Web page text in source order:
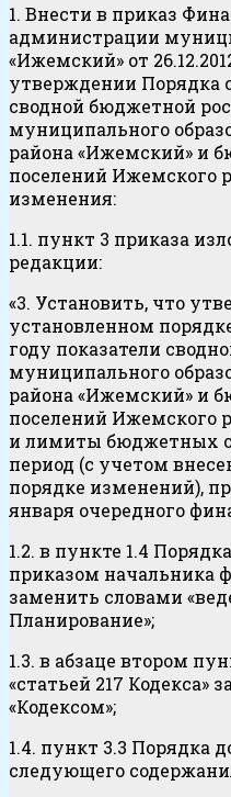
1. Внести в приказ
администрации
«Ижемский» от
утверждении Порядка
сводной бюджетной
муниципального
района «Ижемский» и
поселений Ижемского
изменения:
1.1. пункт 3 приказа
редакции:
«3. Установить, что
установленном
году показатели
муниципального
района «Ижемский» и
поселений Ижемского
и лимиты бюджетных
период (с учетом
порядке изменений),
января очередного
1.2. в пункте 1.4
приказом начальника
заменить словами
Планирование»;
1.3. в абзаце втором
«статьей 217 Кодекса»
«Кодексом»;
1.4. пункт 3.3 Порядка
следующего